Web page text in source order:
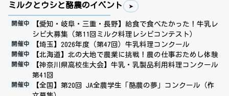
ミルクとウシと酪農のイベント
開催中
【愛知・岐阜・三重・長野】給食で食べたかった！牛乳レ
シピ大募集（第11回ミルク料理レシピコンテスト）
開催中 【埼玉】2026年度（第47回）牛乳料理コンクール
開催中 【北海道】北の大地で農業に挑戦！農の仕事おためし体験
開催中
【神奈川県高校生大会】牛乳・乳製品利用料理コンクール
第41回
開催中
【全国】第20回 JA全農学生「酪農の夢」コンクール（作